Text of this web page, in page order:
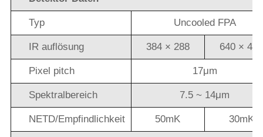
Typ Uncooled FPA
IR auflösung 384 × 288 640 × 480
Pixel pitch 17μm
Spektralbereich 7.5 ~ 14μm
NETD/Empfindlichkeit 50mK 30mK